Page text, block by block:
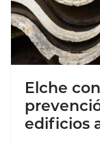
Elche
edificios